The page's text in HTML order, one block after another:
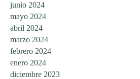
junio 2024
mayo 2024
abril 2024
marzo 2024
febrero 2024
enero 2024
diciembre 2023